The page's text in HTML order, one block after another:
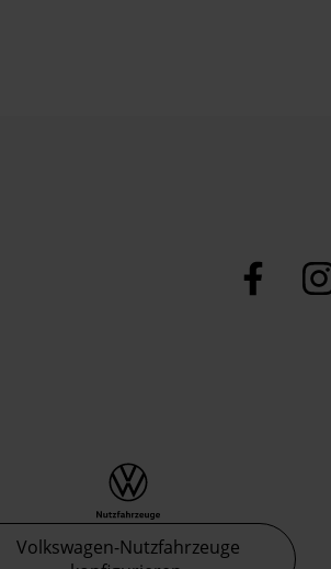
Volkswagen-Nutzfahrzeuge